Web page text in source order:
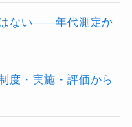
ない――年代測定か
・実施・評価から